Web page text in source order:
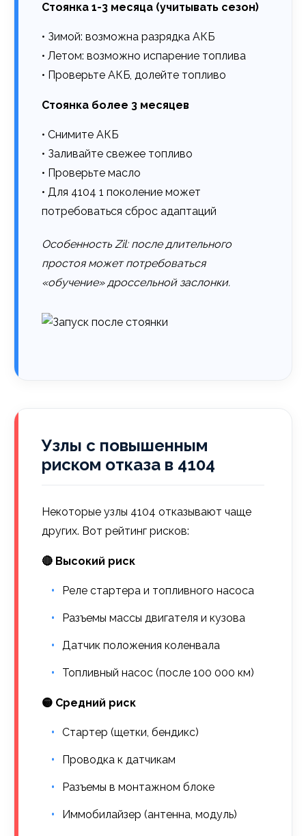
Стоянка 1-3 месяца (учитывать сезон)
• Зимой: возможна разрядка АКБ
• Летом: возможно испарение топлива
• Проверьте АКБ, долейте топливо
Стоянка более 3 месяцев
• Снимите АКБ
• Заливайте свежее топливо
• Проверьте масло
• Для 4104 1 поколение может
потребоваться сброс адаптаций
Особенность Zil: после длительного
простоя может потребоваться
«обучение» дроссельной заслонки.
Узлы с повышенным
риском отказа в 4104
Некоторые узлы 4104 отказывают чаще
других. Вот рейтинг рисков:
🔴 Высокий риск
Реле стартера и топливного насоса
Разъемы массы двигателя и кузова
Датчик положения коленвала
Топливный насос (после 100 000 км)
🟡 Средний риск
Стартер (щетки, бендикс)
Проводка к датчикам
Разъемы в монтажном блоке
Иммобилайзер (антенна, модуль)